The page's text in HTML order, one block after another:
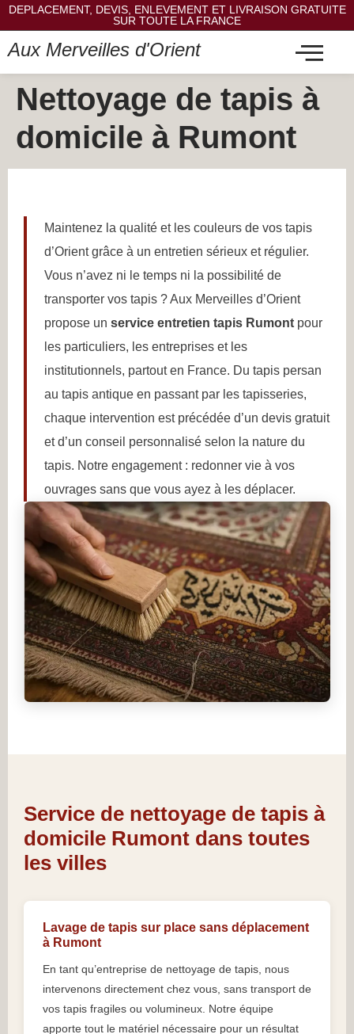
DEPLACEMENT, DEVIS, ENLEVEMENT ET LIVRAISON GRATUITE
SUR TOUTE LA FRANCE
Aux Merveilles d'Orient
Nettoyage de tapis à
domicile à Rumont
Maintenez la qualité et les couleurs de vos tapis
d’Orient grâce à un entretien sérieux et régulier.
Vous n’avez ni le temps ni la possibilité de
transporter vos tapis ? Aux Merveilles d’Orient
propose un service entretien tapis Rumont pour
les particuliers, les entreprises et les
institutionnels, partout en France. Du tapis persan
au tapis antique en passant par les tapisseries,
chaque intervention est précédée d’un devis gratuit
et d’un conseil personnalisé selon la nature du
tapis. Notre engagement : redonner vie à vos
ouvrages sans que vous ayez à les déplacer.
Service de nettoyage de tapis à
domicile Rumont dans toutes
les villes
Lavage de tapis sur place sans déplacement
à Rumont
En tant qu’entreprise de nettoyage de tapis, nous
intervenons directement chez vous, sans transport de
vos tapis fragiles ou volumineux. Notre équipe
apporte tout le matériel nécessaire pour un résultat